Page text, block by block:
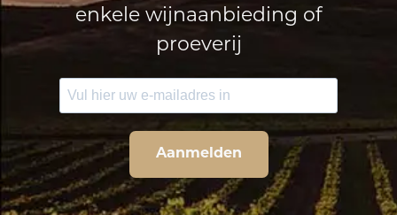
enkele wijnaanbieding of
proeverij
Aanmelden